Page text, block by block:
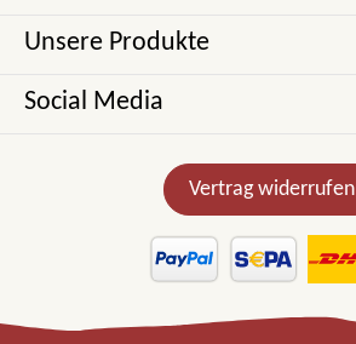
Unsere Produkte
Social Media
Vertrag widerrufen